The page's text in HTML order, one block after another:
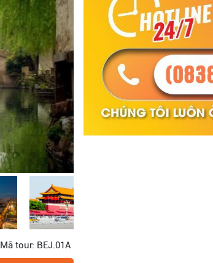
Mã tour: BEJ.01A